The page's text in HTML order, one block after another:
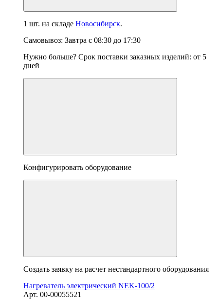
1 шт. на складе Новосибирск.
Самовывоз: Завтра с 08:30 до 17:30
Нужно больше? Срок поставки заказных изделий: от 5
дней
Конфигурировать оборудование
Создать заявку на расчет нестандартного оборудования
Нагреватель электрический NEK-100/2
Арт. 00-00055521